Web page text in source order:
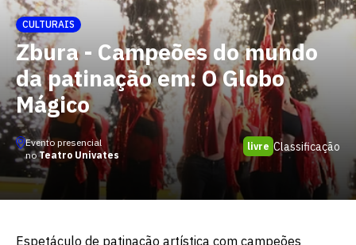
CULTURAIS
Zbura - Campeões do mundo
da patinação em: O Globo
Mágico
Evento presencial
noTeatro Univates
livre Classificação
Espetáculo de patinação artística com campeões